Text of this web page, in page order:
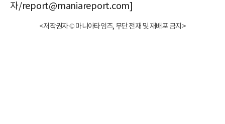
자/report@maniareport.com]
<저작권자 © 마니아타임즈, 무단 전재 및 재배포 금지>